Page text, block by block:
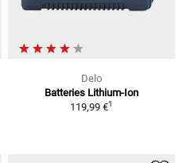
Delo
Batteries Lithium-Ion
119,99 €1